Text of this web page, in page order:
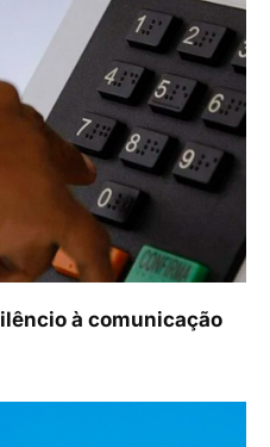
à comunicação